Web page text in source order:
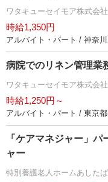
ワタキューセイモア株式会
時給1,350円
アルバイト・パート / 神奈
病院でのリネン管理業
ワタキューセイモア株式会
時給1,250円～
アルバイト・パート / 東京都
「ケアマネジャー」
ャー
特別養護老人ホームあしたば